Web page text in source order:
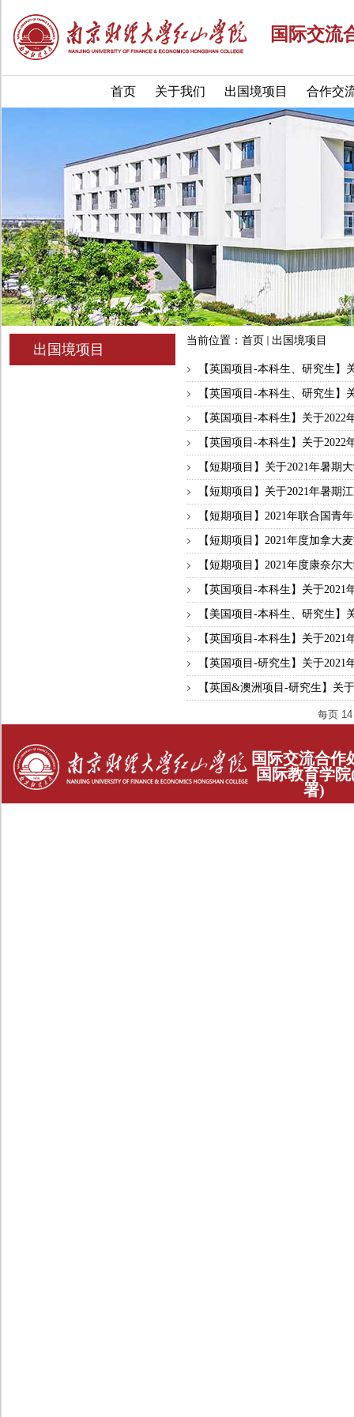
国际交流
首页 关于我们 出国境项目 合作交
出国境项目
当前位置： 首页 出国境项目
【英国项目-本科生、研究生】
【英国项目-本科生、研究生】
【英国项目-本科生】关于
【英国项目-本科生】关于
【短期项目】关于2021年暑期
【短期项目】关于2021年暑期
【短期项目】2021年联合国青
【短期项目】2021年度加拿大
【短期项目】2021年度康奈尔
【英国项目-本科生】关于
【美国项目-本科生、研究生】
【英国项目-本科生】关于
【英国项目-研究生】关于
【英国&澳洲项目-研究生】关
每页 14
国际交流合作
国际教育学
署)